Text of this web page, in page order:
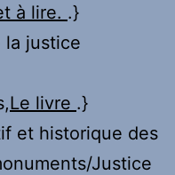
à lire. .}
la justice
Le livre .}
et historique des
Justice